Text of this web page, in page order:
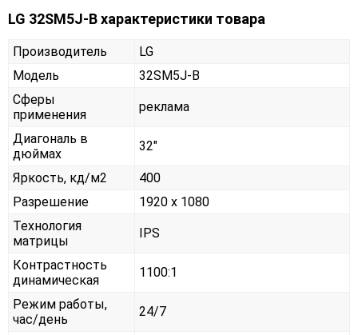
LG 32SM5J-B характеристики товара
Производитель
LG
Модель
32SM5J-B
Сферы
применения
реклама
Диагональ в
дюймах
32"
Яркость, кд/м2
400
Разрешение
1920 x 1080
Технология
матрицы
IPS
Контрастность
динамическая
1100:1
Режим работы,
час/день
24/7